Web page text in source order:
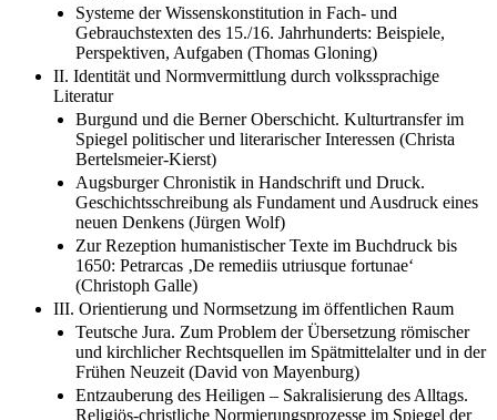
Systeme der Wissenskonstitution in Fach- und
Gebrauchstexten des 15./16. Jahrhunderts: Beispiele,
Perspektiven, Aufgaben (Thomas Gloning)
II. Identität und Normvermittlung durch volkssprachige
Literatur
Burgund und die Berner Oberschicht. Kulturtransfer im
Spiegel politischer und literarischer Interessen (Christa
Bertelsmeier-Kierst)
Augsburger Chronistik in Handschrift und Druck.
Geschichtsschreibung als Fundament und Ausdruck eines
neuen Denkens (Jürgen Wolf)
Zur Rezeption humanistischer Texte im Buchdruck bis
1650: Petrarcas ‚De remediis utriusque fortunae‘
(Christoph Galle)
III. Orientierung und Normsetzung im öffentlichen Raum
Teutsche Jura. Zum Problem der Übersetzung römischer
und kirchlicher Rechtsquellen im Spätmittelalter und in der
Frühen Neuzeit (David von Mayenburg)
Entzauberung des Heiligen – Sakralisierung des Alltags.
Religiös-christliche Normierungsprozesse im Spiegel der